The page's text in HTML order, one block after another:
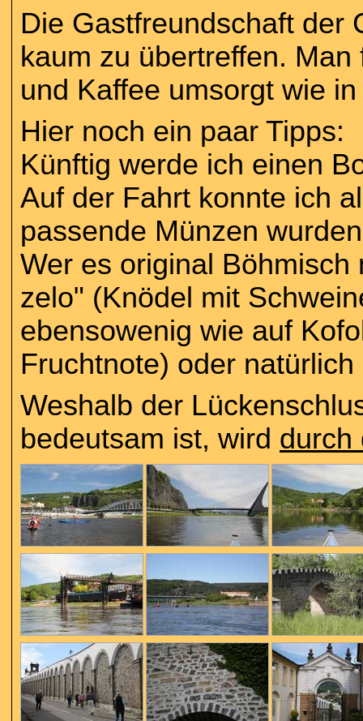
Die Gastfreundschaft der
kaum zu übertreffen.
und Kaffee umsorgt wie
Hier noch ein paar Tipps:
Künftig werde ich einen
Auf der Fahrt konnte ich
passende Münzen
Wer es original
zelo" (Knödel mit
ebensowenig wie auf
Fruchtnote) oder
Weshalb der
bedeutsam ist, wird durch